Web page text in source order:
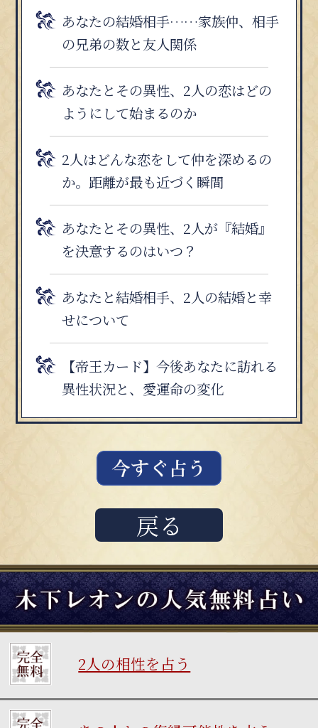
あなたの結婚相手……家族仲、相手
の兄弟の数と友人関係
あなたとその異性、2人の恋はどの
ようにして始まるのか
2人はどんな恋をして仲を深めるの
か。距離が最も近づく瞬間
あなたとその異性、2人が『結婚』
を決意するのはいつ？
あなたと結婚相手、2人の結婚と幸
せについて
【帝王カード】今後あなたに訪れる
異性状況と、愛運命の変化
戻る
2人の相性を占う